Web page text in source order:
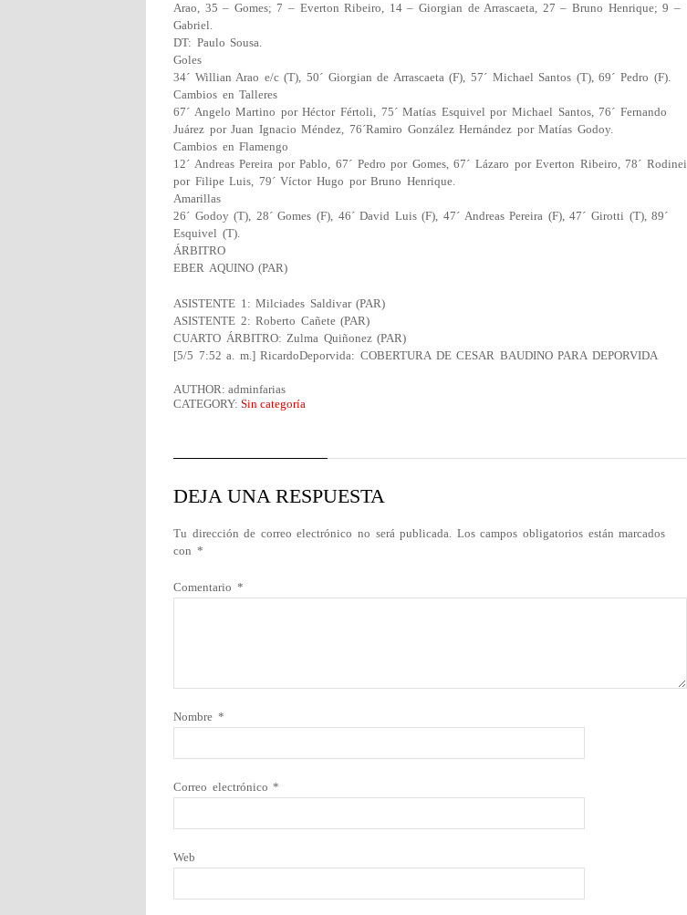
Arao, 35 – Gomes; 7 – Everton Ribeiro, 14 – Giorgian de Arrascaeta, 27 – Bruno Henrique; 9 –
Gabriel.
DT: Paulo Sousa.
Goles
34´ Willian Arao e/c (T), 50´ Giorgian de Arrascaeta (F), 57´ Michael Santos (T), 69´ Pedro (F).
Cambios en Talleres
67´ Angelo Martino por Héctor Fértoli, 75´ Matías Esquivel por Michael Santos, 76´ Fernando
Juárez por Juan Ignacio Méndez, 76´Ramiro González Hernández por Matías Godoy.
Cambios en Flamengo
12´ Andreas Pereira por Pablo, 67´ Pedro por Gomes, 67´ Lázaro por Everton Ribeiro, 78´ Rodinei
por Filipe Luis, 79´ Víctor Hugo por Bruno Henrique.
Amarillas
26´ Godoy (T), 28´ Gomes (F), 46´ David Luis (F), 47´ Andreas Pereira (F), 47´ Girotti (T), 89´
Esquivel (T).
ÁRBITRO
EBER AQUINO (PAR)
ASISTENTE 1: Milciades Saldivar (PAR)
ASISTENTE 2: Roberto Cañete (PAR)
CUARTO ÁRBITRO: Zulma Quiñonez (PAR)
[5/5 7:52 a. m.] RicardoDeporvida: COBERTURA DE CESAR BAUDINO PARA DEPORVIDA
AUTHOR: adminfarias
CATEGORY: Sin categoría
DEJA UNA RESPUESTA
Tu dirección de correo electrónico no será publicada. Los campos obligatorios están marcados
con *
Comentario *
Nombre *
Correo electrónico*
Web